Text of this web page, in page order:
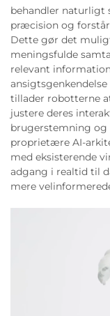
behandler
præcision og
Dette gør det
meningsfulde
relevant
tillader robotterne
justere deres
brugerstemning og
proprietære AI-
med eksisterende
adgang i realtid til
mere